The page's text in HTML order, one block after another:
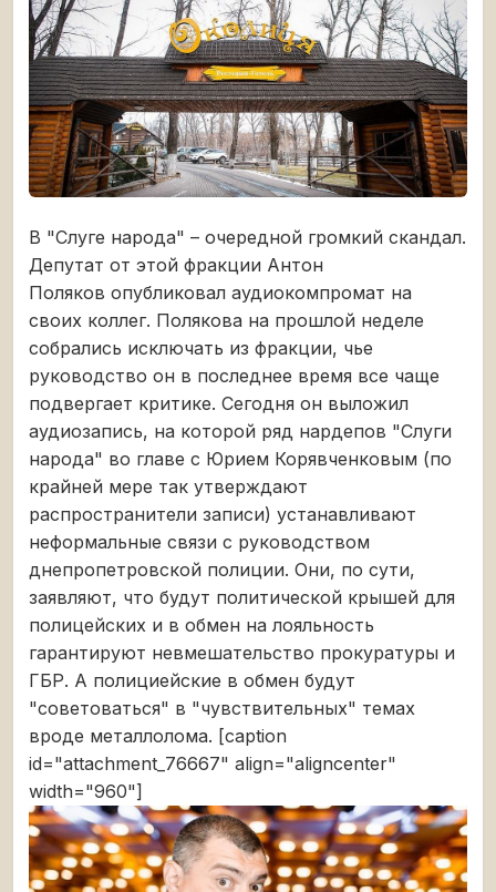
В "Слуге народа" – очередной громкий скандал.
Депутат от этой фракции Антон
Поляков опубликовал аудиокомпромат на
своих коллег. Полякова на прошлой неделе
собрались исключать из фракции, чье
руководство он в последнее время все чаще
подвергает критике. Сегодня он выложил
аудиозапись, на которой ряд нардепов "Слуги
народа" во главе с Юрием Корявченковым (по
крайней мере так утверждают
распространители записи) устанавливают
неформальные связи с руководством
днепропетровской полиции. Они, по сути,
заявляют, что будут политической крышей для
полицейских и в обмен на лояльность
гарантируют невмешательство прокуратуры и
ГБР. А полициейские в обмен будут
"советоваться" в "чувствительных" темах
вроде металлолома. [caption
id="attachment_76667" align="aligncenter"
width="960"]